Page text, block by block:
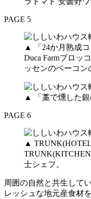
PAGE 5
▲ 「24か月熟成
Duca Farmブロッ
ッセンのベーコン
▲ 「藁で燻した銀
PAGE 6
▲
士シェフ。
周囲の自然と共生して
レッシュな地元産食材